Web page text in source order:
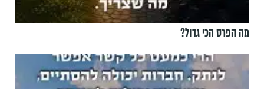
מה הפרס הכי גדול?